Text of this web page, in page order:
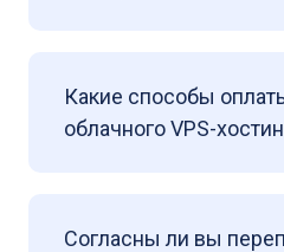
Какие способы
облачного VPS-
Согласны ли вы